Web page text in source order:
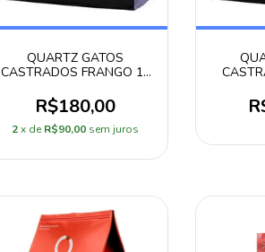
QUARTZ GATOS
CASTRADOS FRANGO 15
R$180,00
2 x de R$90,00 sem juros